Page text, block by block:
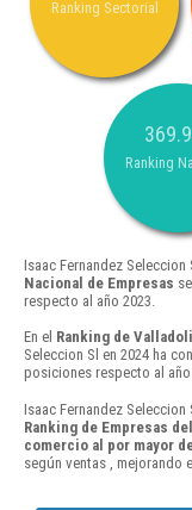
Ranking Sectorial
Ranking
Isaac Fernandez
Nacional de Empresas
respecto al año 2023.
En el Ranking de
Seleccion Sl en 2024 ha
posiciones respecto al año
Isaac Fernandez
Ranking de Empresas
comercio al por mayor
según ventas , mejorando